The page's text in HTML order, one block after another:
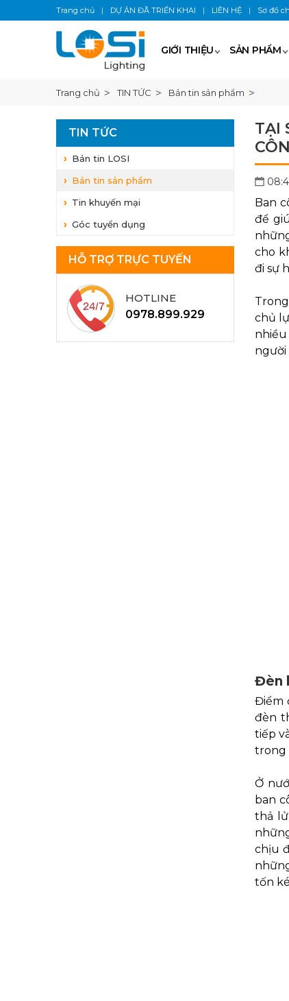
GIỚI THIỆU SẢN PHẨM
Trang chủ TIN TỨC Bản tin sản phẩm
TIN TỨC
Bản tin LOSI
Bản tin sản phẩm
Tin khuyến mại
Góc tuyển dụng
HỖ TRỢ TRỰC TUYẾN
HOTLINE
0978.899.929
TẠI
Ban
để
cho
đi sự
chủ
người
Đèn
Điểm
đèn
tiếp
trong
Ở
ban
thả
chịu
tốn
Trang chủ | DỰ ÁN ĐÃ TRIỂN KHAI | LIÊN HỆ | Sơ đồ